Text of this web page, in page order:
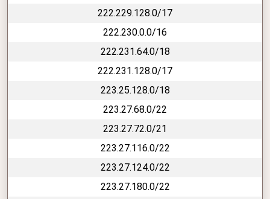
222.229.128.0/17
222.230.0.0/16
222.231.64.0/18
222.231.128.0/17
223.25.128.0/18
223.27.68.0/22
223.27.72.0/21
223.27.116.0/22
223.27.124.0/22
223.27.180.0/22